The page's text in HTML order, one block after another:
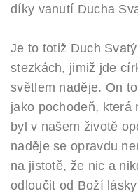
díky vanutí Ducha
Je to totiž Duch
stezkách, jimiž jde
světlem naděje. On
jako pochodeň, která
byl v našem životě
naděje se opravdu
na jistotě, že nic a
odloučit od Boží